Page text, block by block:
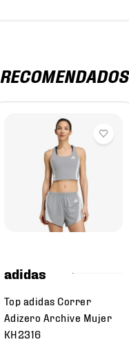
RECOMENDADOS
adidas
Top adidas Correr
Adizero Archive Mujer
KH2316